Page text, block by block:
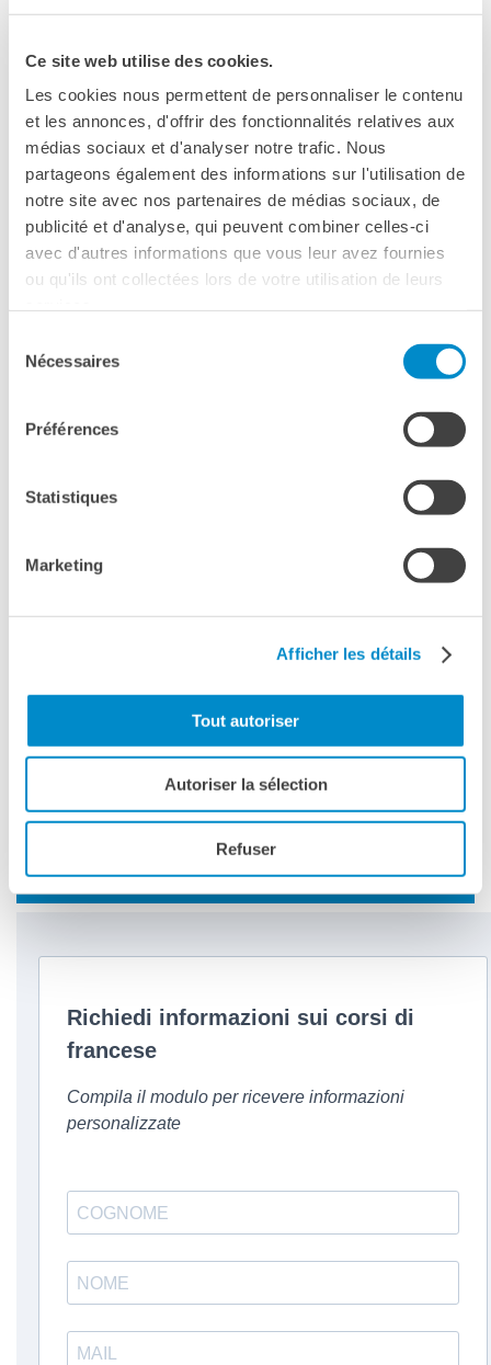
Ce site web utilise des cookies.
Les cookies nous permettent de personnaliser le contenu
et les annonces, d'offrir des fonctionnalités relatives aux
médias sociaux et d'analyser notre trafic. Nous
partageons également des informations sur l'utilisation de
notre site avec nos partenaires de médias sociaux, de
publicité et d'analyse, qui peuvent combiner celles-ci
avec d'autres informations que vous leur avez fournies
ou qu'ils ont collectées lors de votre utilisation de leurs
Nécessaires
Préférences
Statistiques
Marketing
Afficher les détails
Tout autoriser
Autoriser la sélection
Refuser
Dans cette rubrique
DELF B2, DALF C1/C2
CORSI DI PRE­PRA­ZIONE ES­TEN­SI­VA AL
DELF DALF
CORSI ONLINE DI 3 MESI
DELF A2, B1, B2
CON PIATTAFORMA
PIAT­TA­FOR­MA DI PRE­PA­RA­ZIONE AL